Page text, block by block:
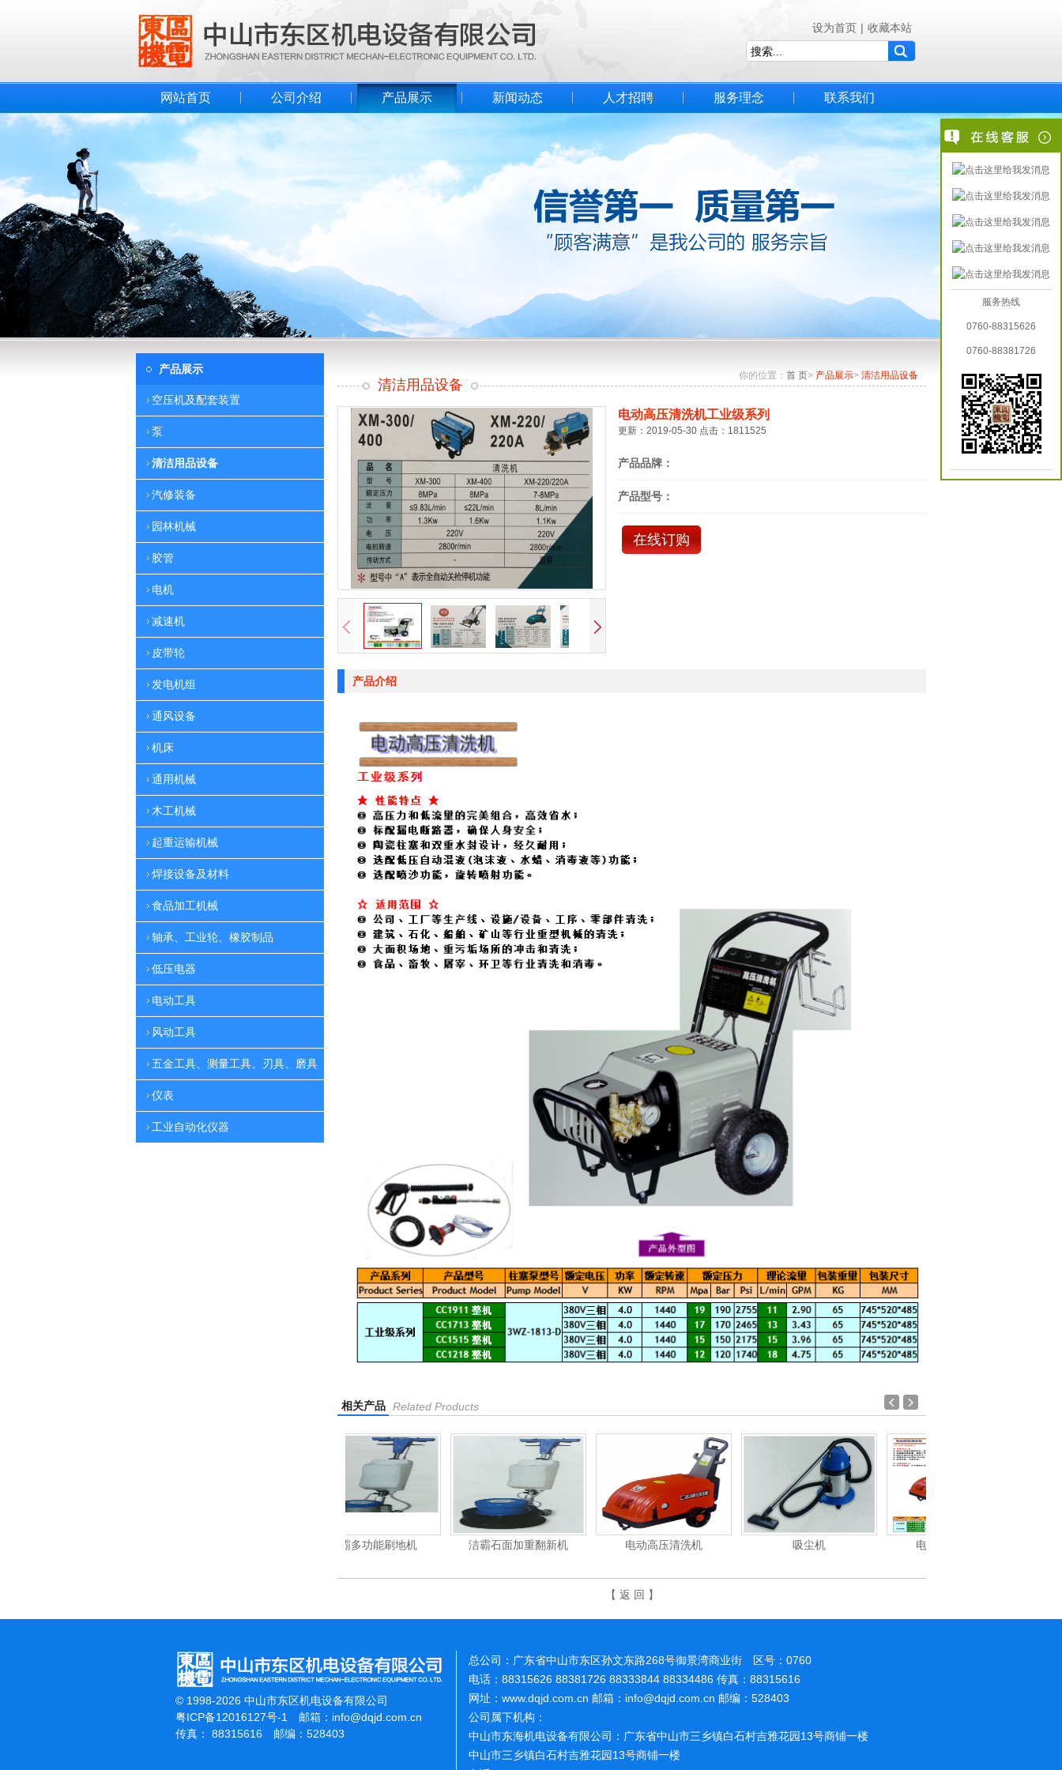
设为首页 | 收藏本站
网站首页 公司介绍 产品展示 新闻动态 人才招聘 服务理念 联系我们
产品展示
空压机及配套装置
泵
清洁用品设备
汽修装备
园林机械
胶管
电机
减速机
皮带轮
发电机组
通风设备
机床
通用机械
木工机械
起重运输机械
焊接设备及材料
食品加工机械
轴承、工业轮、橡胶制品
低压电器
电动工具
风动工具
五金工具、测量工具、刃具、磨具
仪表
工业自动化仪器
你的位置： 首 页> 产品展示> 清洁用品设备
清洁用品设备
电动高压清洗机工业级系列
更新：2019-05-30 点击：1811525
产品品牌：
产品型号：
在线订购
产品介绍
相关产品 Related Products
洁霸石面加重翻新机 电动高压清洗机 吸尘机 电动高压清洗机
【 返 回 】
© 1998-2026 中山市东区机电设备有限公司
粤ICP备12016127号-1
邮箱： info@dqjd.com.cn
传真： 88315616 邮编：528403
总公司：广东省中山市东区孙文东路268号御景湾商业街 区号：0760
电话：88315626 88381726 88333844 88334486 传真：88315616
网址：www.dqjd.com.cn 邮箱：info@dqjd.com.cn 邮编：528403
公司属下机构：
中山市东海机电设备有限公司：广东省中山市三乡镇白石村吉雅花园13号商铺一楼
中山市三乡镇白石村吉雅花园13号商铺一楼
服务热线
0760-88315626
0760-88381726